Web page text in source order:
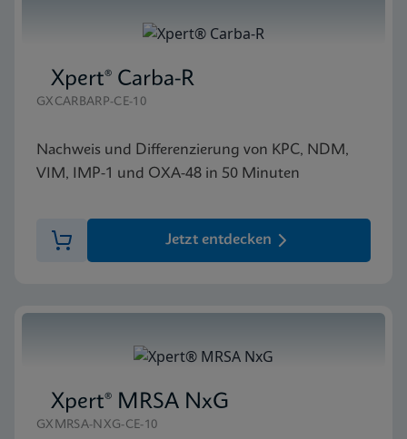
Xpert® Carba-R
GXCARBARP-CE-10
Nachweis und Differenzierung von KPC, NDM,
VIM, IMP-1 und OXA-48 in 50 Minuten
Jetzt entdecken
Xpert® MRSA NxG
GXMRSA-NXG-CE-10